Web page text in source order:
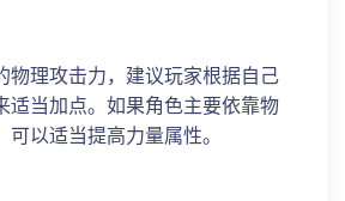
物理攻击力，建议玩家根据自己
适当加点。如果角色主要依靠物
以适当提高力量属性。